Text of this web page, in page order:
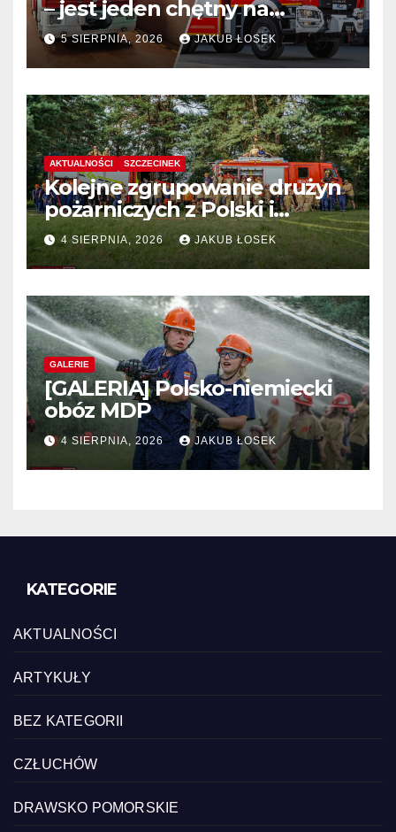
– jest jeden chętny na
dostawę
5 SIERPNIA, 2026 JAKUB ŁOSEK
AKTUALNOŚCI SZCZECINEK
Kolejne zgrupowanie drużyn
pożarniczych z Polski i
Niemiec w regionie
4 SIERPNIA, 2026 JAKUB ŁOSEK
GALERIE
[GALERIA] Polsko-niemiecki
obóz MDP
4 SIERPNIA, 2026 JAKUB ŁOSEK
KATEGORIE
AKTUALNOŚCI
ARTYKUŁY
BEZ KATEGORII
CZŁUCHÓW
DRAWSKO POMORSKIE